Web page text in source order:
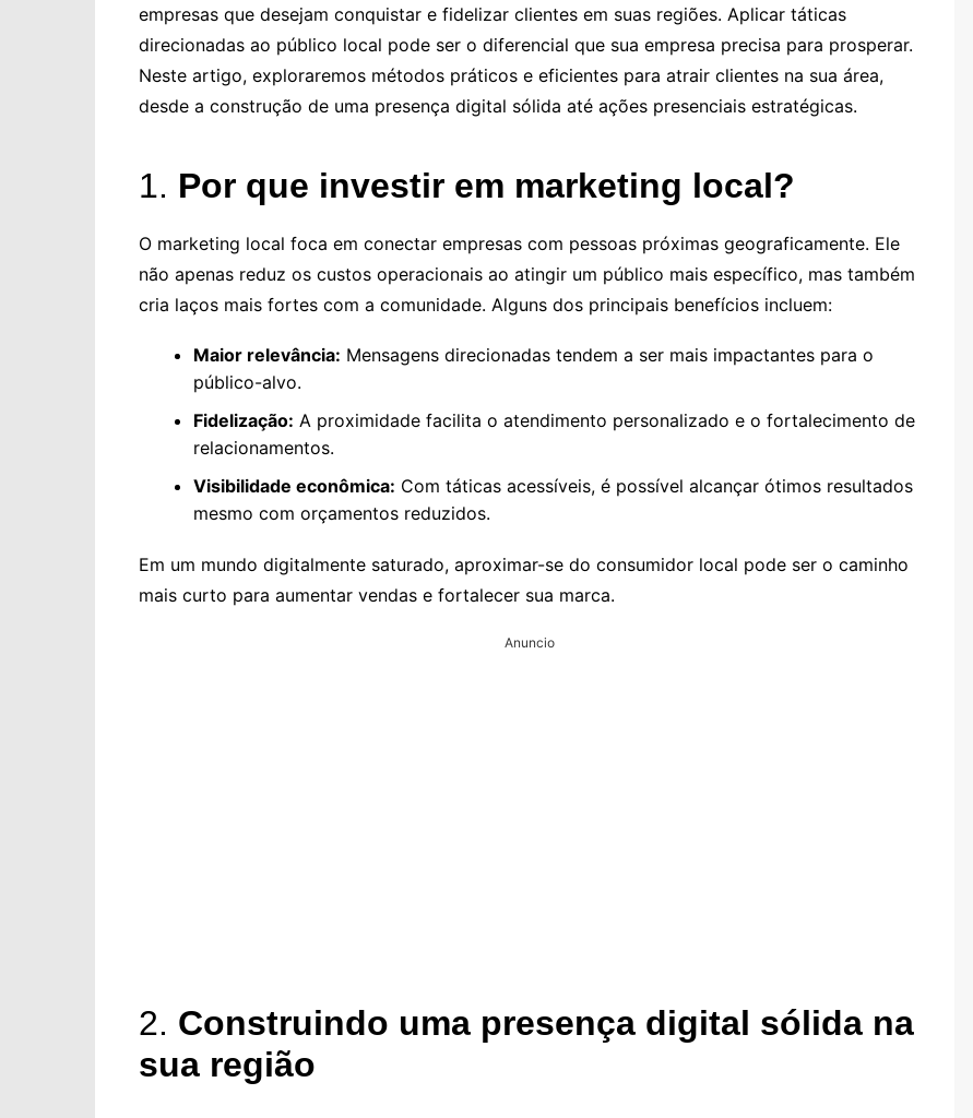
empresas que desejam conquistar e fidelizar clientes em suas regiões. Aplicar táticas
direcionadas ao público local pode ser o diferencial que sua empresa precisa para prosperar.
Neste artigo, exploraremos métodos práticos e eficientes para atrair clientes na sua área,
desde a construção de uma presença digital sólida até ações presenciais estratégicas.
1. Por que investir em marketing local?
O marketing local foca em conectar empresas com pessoas próximas geograficamente. Ele
não apenas reduz os custos operacionais ao atingir um público mais específico, mas também
cria laços mais fortes com a comunidade. Alguns dos principais benefícios incluem:
Maior relevância: Mensagens direcionadas tendem a ser mais impactantes para o
público-alvo.
Fidelização: A proximidade facilita o atendimento personalizado e o fortalecimento de
relacionamentos.
Visibilidade econômica: Com táticas acessíveis, é possível alcançar ótimos resultados
mesmo com orçamentos reduzidos.
Em um mundo digitalmente saturado, aproximar-se do consumidor local pode ser o caminho
mais curto para aumentar vendas e fortalecer sua marca.
Anuncio
2. Construindo uma presença digital sólida na
sua região